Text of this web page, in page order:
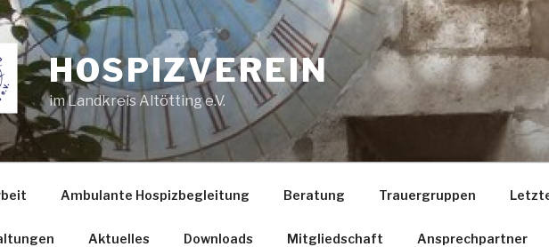
HOSPIZVEREIN
im Landkreis Altötting e.V.
Ambulante Hospizbegleitung Beratung Trauergruppen
Aktuelles Downloads Mitgliedschaft Ansprechpartner